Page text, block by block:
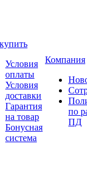
Условия
оплаты
Условия
доставки
Гарантия
на товар
Бонусная
система
Компания
по
ПД